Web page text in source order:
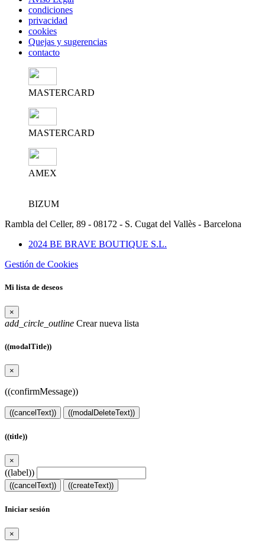
condiciones
privacidad
cookies
Quejas y sugerencias
contacto
MASTERCARD
MASTERCARD
AMEX
BIZUM
Rambla del Celler, 89 - 08172 - S. Cugat del Vallès - Barcelona
2024 BE BRAVE BOUTIQUE S.L.
Gestión de Cookies
Mi lista de deseos
×
add_circle_outline Crear nueva lista
((modalTitle))
×
((confirmMessage))
((cancelText)) ((modalDeleteText))
((title))
×
((label))
((cancelText)) ((createText))
Iniciar sesión
×